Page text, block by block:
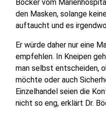
Böcker vom
den Masken, solange
auftaucht und es
Er würde daher nur eine
empfehlen. In Kneipen
man selbst entscheiden,
möchte oder auch
Einzelhandel seien die
nicht so eng, erklärt Dr.